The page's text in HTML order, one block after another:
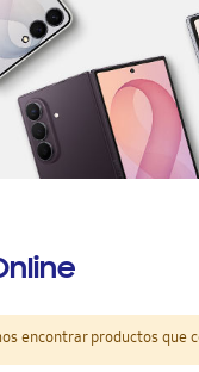
encontrar productos que